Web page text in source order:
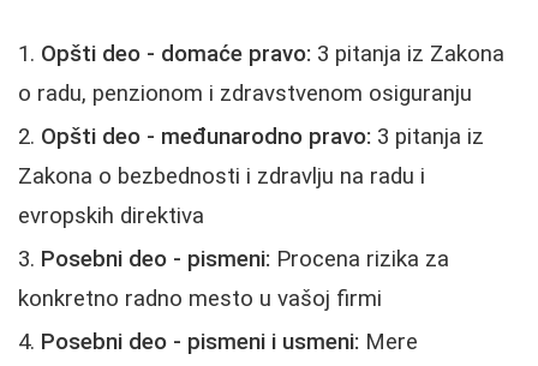
Opšti deo - domaće pravo: 3 pitanja iz Zakona
o radu, penzionom i zdravstvenom osiguranju
Opšti deo - međunarodno pravo: 3 pitanja iz
Zakona o bezbednosti i zdravlju na radu i
evropskih direktiva
Posebni deo - pismeni: Procena rizika za
konkretno radno mesto u vašoj firmi
Posebni deo - pismeni i usmeni: Mere